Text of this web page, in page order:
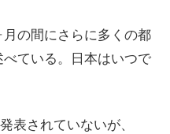
の間にさらに多くの都
ている。日本はいつで
表されていないが、